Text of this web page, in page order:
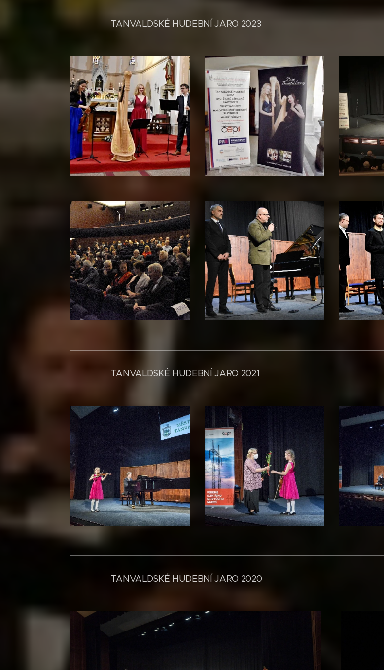
TANVALDSKÉ HUDEBNÍ JARO 2023
TANVALDSKÉ HUDEBNÍ JARO 2021
TANVALDSKÉ HUDEBNÍ JARO 2020